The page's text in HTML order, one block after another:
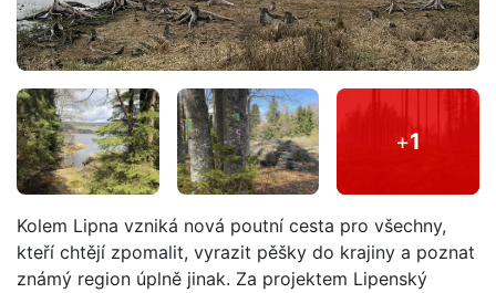
+1
Kolem Lipna vzniká nová poutní cesta pro všechny,
kteří chtějí zpomalit, vyrazit pěšky do krajiny a poznat
známý region úplně jinak. Za projektem Lipenský